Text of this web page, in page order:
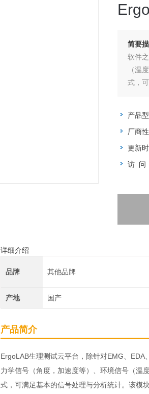
简要
软件
（温
式，
产品型
厂商性
更新时
访 问
详细介绍
品牌 其他品牌
产地 国产
产品简介
ErgoLAB生理测试云平台，除针对EMG、
力学信号（角度，加速度等）、环境信号（温
式，可满足基本的信号处理与分析统计。该模